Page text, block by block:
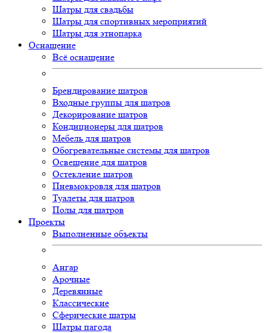
Шатры для свадьбы
Шатры для спортивных мероприятий
Шатры для этнопарка
Оснащение
Всё оснащение
Брендирование шатров
Входные группы для шатров
Декорирование шатров
Кондиционеры для шатров
Мебель для шатров
Обогревательные системы для шатров
Освещение для шатров
Остекление шатров
Пневмокровля для шатров
Туалеты для шатров
Полы для шатров
Проекты
Выполненные объекты
Ангар
Арочные
Деревянные
Классические
Сферические шатры
Шатры пагода